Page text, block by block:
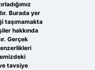
Burada yer
taşımamakta
hakkında
Gerçek
tavsiye